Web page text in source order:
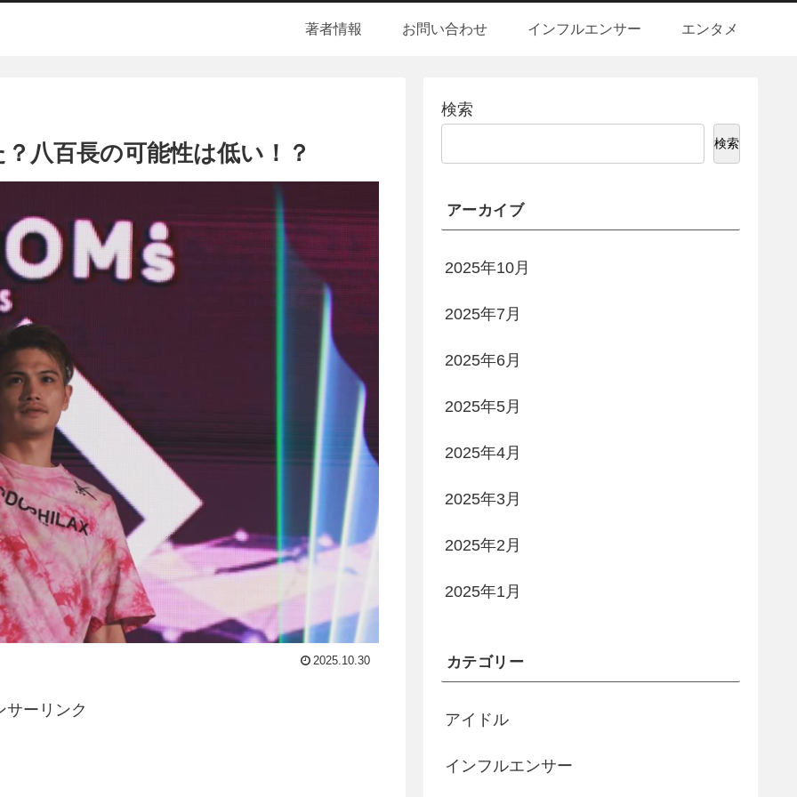
著者情報 お問い合わせ インフルエンサー エンタメ
八百長の可能性は低い！？
2025.10.30
サーリンク
検索
検索
アーカイブ
2025年10月
2025年7月
2025年6月
2025年5月
2025年4月
2025年3月
2025年2月
2025年1月
カテゴリー
アイドル
インフルエンサー